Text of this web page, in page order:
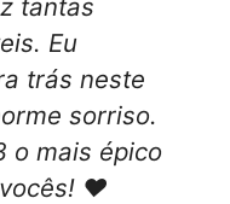
tantas
Eu
trás neste
sorriso.
o mais épico
❤️